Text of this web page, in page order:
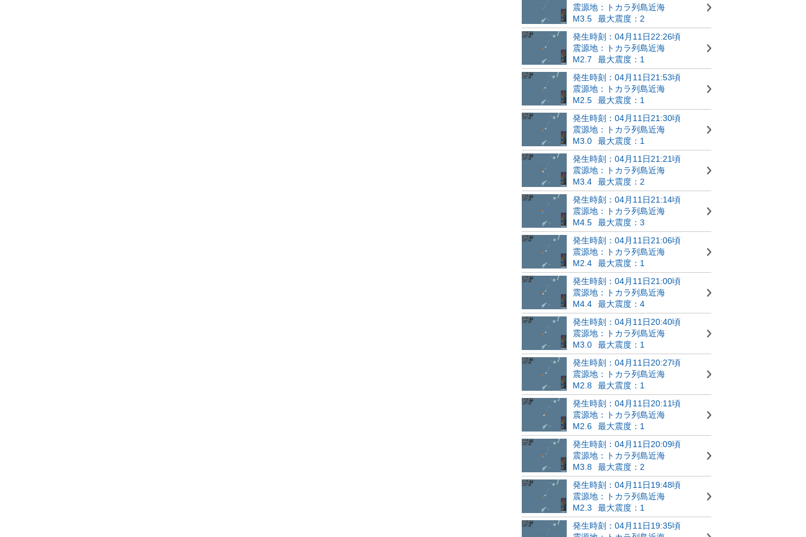
震源地：トカラ列島近海
M3.5
最大震度：2
発生時刻：04月11日22:26頃
震源地：トカラ列島近海
M2.7
最大震度：1
発生時刻：04月11日21:53頃
震源地：トカラ列島近海
M2.5
最大震度：1
発生時刻：04月11日21:30頃
震源地：トカラ列島近海
M3.0
最大震度：1
発生時刻：04月11日21:21頃
震源地：トカラ列島近海
M3.4
最大震度：2
発生時刻：04月11日21:14頃
震源地：トカラ列島近海
M4.5
最大震度：3
発生時刻：04月11日21:06頃
震源地：トカラ列島近海
M2.4
最大震度：1
発生時刻：04月11日21:00頃
震源地：トカラ列島近海
M4.4
最大震度：4
発生時刻：04月11日20:40頃
震源地：トカラ列島近海
M3.0
最大震度：1
発生時刻：04月11日20:27頃
震源地：トカラ列島近海
M2.8
最大震度：1
発生時刻：04月11日20:11頃
震源地：トカラ列島近海
M2.6
最大震度：1
発生時刻：04月11日20:09頃
震源地：トカラ列島近海
M3.8
最大震度：2
発生時刻：04月11日19:48頃
震源地：トカラ列島近海
M2.3
最大震度：1
発生時刻：04月11日19:35頃